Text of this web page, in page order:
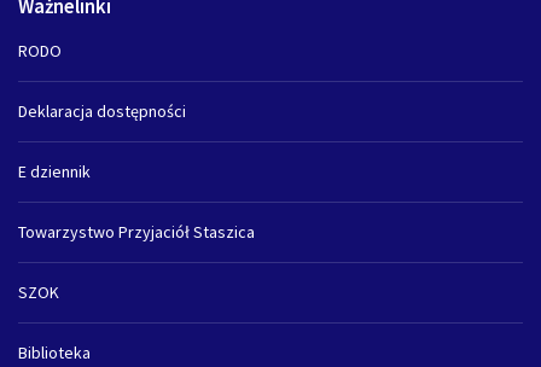
Ważnelinki
RODO
Deklaracja dostępności
E dziennik
Towarzystwo Przyjaciół Staszica
SZOK
Biblioteka